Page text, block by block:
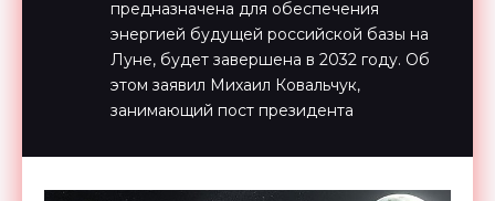
предназначена для обеспечения
энергией будущей российской базы на
Луне, будет завершена в 2032 году. Об
этом заявил Михаил Ковальчук,
занимающий пост президента